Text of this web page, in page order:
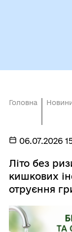
Головна
06.07.2026
Літо без
кишкових
отруєння